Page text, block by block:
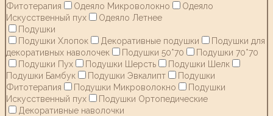
Фитотерапия
Одеяло Микроволокно
Одеяло
Искусственный пух
Одеяло Летнее
Подушки
Подушки Хлопок
Декоративные подушки
Подушки для
декоративных наволочек
Подушки 50*70
Подушки 70*70
Подушки Пух
Подушки Шерсть
Подушки Шелк
Подушки Бамбук
Подушки Эвкалипт
Подушки
Фитотерапия
Подушки Микроволокно
Подушки
Искусственный пух
Подушки Ортопедические
Декоративные наволочки